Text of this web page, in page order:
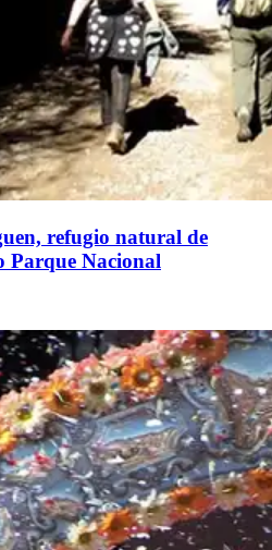
refugio natural de
Parque Nacional